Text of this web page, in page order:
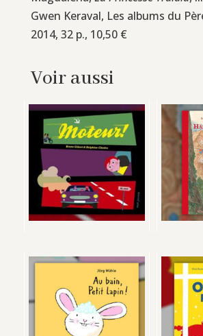
Gwen Keraval, Les albums du
2014, 32 p., 10,50 €
Voir aussi